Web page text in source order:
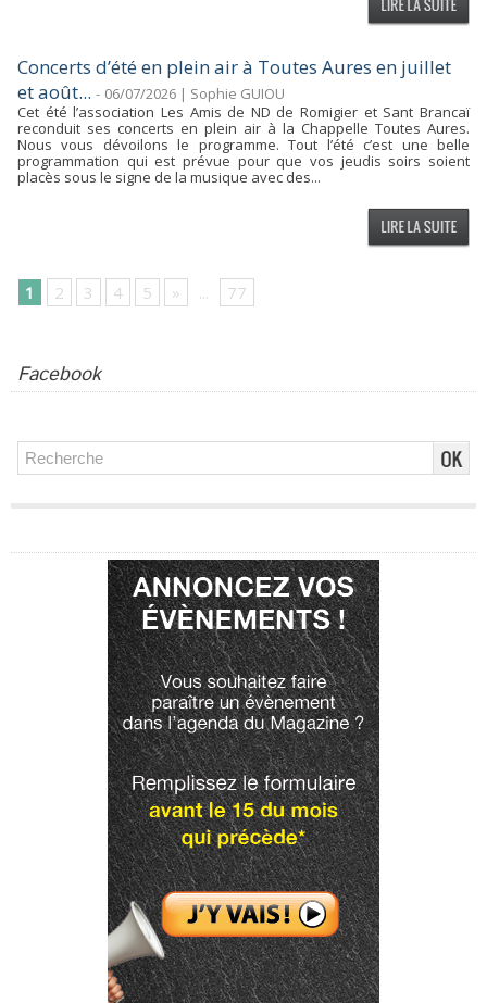
Concerts d’été en plein air à Toutes Aures en juillet
et août... - 06/07/2026 | Sophie GUIOU
Cet été l’association Les Amis de ND de Romigier et Sant Brancaï
reconduit ses concerts en plein air à la Chappelle Toutes Aures.
Nous vous dévoilons le programme. Tout l’été c’est une belle
programmation qui est prévue pour que vos jeudis soirs soient
placès sous le signe de la musique avec des...
1 2 3 4 5 » ... 77
Facebook